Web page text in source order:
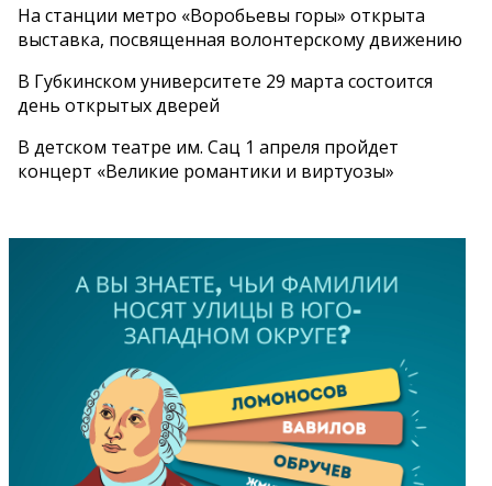
На станции метро «Воробьевы горы» открыта
выставка, посвященная волонтерскому движению
В Губкинском университете 29 марта состоится
день открытых дверей
В детском театре им. Сац 1 апреля пройдет
концерт «Великие романтики и виртуозы»